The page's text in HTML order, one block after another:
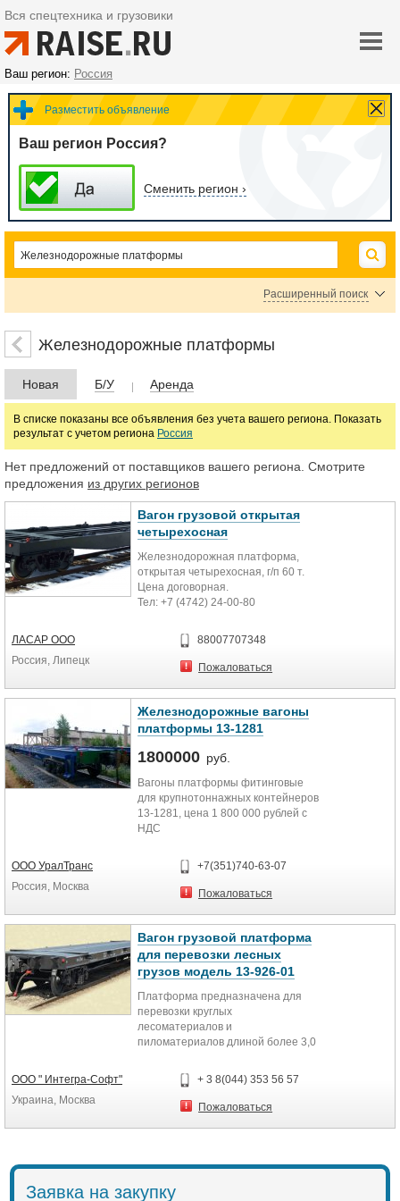
Вся спецтехника и грузовики
Ваш регион: Россия
Разместить объявление
Ваш регион Россия?
Сменить регион ›
Расширенный поиск
Цена
руб.
Железнодорожные платформы
Новая Б/У Аренда
В списке показаны все объявления без учета вашего региона. Показать
результат с учетом региона Россия
Нет предложений от поставщиков вашего региона. Смотрите
предложения из других регионов
Вагон грузовой открытая
четырехосная
Железнодорожная платформа,
открытая четырехосная, г/п 60 т.
Цена договорная.
Тел: +7 (4742) 24-00-80
ЛАСАР ООО
Россия, Липецк
88007707348
Пожаловаться
Железнодорожные вагоны
платформы 13-1281
1800000 руб.
Вагоны платформы фитинговые
для крупнотоннажных контейнеров
13-1281, цена 1 800 000 рублей с
НДС
ООО УралТранс
Россия, Москва
+7(351)740-63-07
Пожаловаться
Вагон грузовой платформа
для перевозки лесных
грузов модель 13-926-01
Платформа предназначена для
перевозки круглых
лесоматериалов и
пиломатериалов длиной более 3,0
дорогам СНГ, Литвы, Латвии,
Эстонии и Финляндии.
Для обеспечения перевозки пило-
торцевыми стенами. Каждая рама
Каждая торцевая стена состоит из
ООО " Интегра-Софт"
Украина, Москва
+ 3 8(044) 353 56 57
Пожаловаться
Заявка на закупку